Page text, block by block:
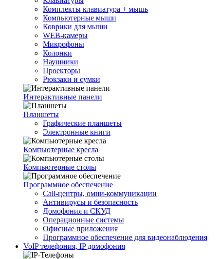
Комплекты клавиатура + мышь
Компьютерные мыши
Коврики для мыши
WEB-камеры
Микрофоны
Колонки
Наушники
Проекторы
Рюкзаки и сумки
Интерактивные панели
Планшеты
Графические планшеты
Электронные книги
Компьютерные кресла
Компьютерные столы
Программное обеспечение
Call-центры, омни-коммуникации
Антивирусы и безопасность
Домофония и СКУД
Операционные системы
Офисные приложения
Программное обеспечение для видеонаблюдения
VoIP телефония, IP домофония